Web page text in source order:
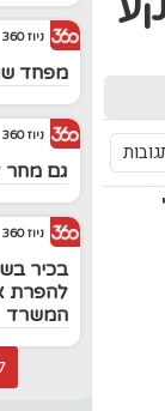
ניוז 360
מפחד
ניוז 360
גם מחר
ניוז 360
בכיר
להפרת
המשרד